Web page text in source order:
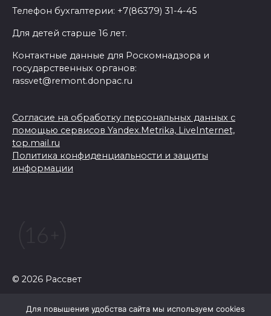
Телефон бухгалтерии: +7(86379) 31-4-45
Для детей старше 16 лет.
Контактные данные для Роскомнадзора и
государственных органов:
rassvet@remont.donpac.ru
Согласие на обработку персональных данных с
помощью сервисов Yandex.Metrika, LiveInternet,
top.mail.ru
Политика конфиденциальности и защиты
информации
© 2026 Рассвет
Для повышения удобства сайта мы используем cookies